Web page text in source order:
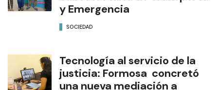
y Emergencia
SOCIEDAD
Tecnología al servicio de la
justicia: Formosa concretó
una nueva mediación a